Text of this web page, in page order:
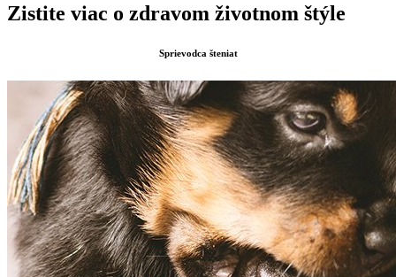
Zistite viac o zdravom životnom štýle
Sprievodca šteniat